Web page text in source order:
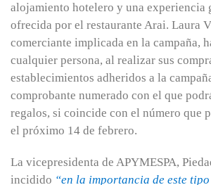
alojamiento hotelero y una experiencia
ofrecida por el restaurante Arai. Laura
comerciante implicada en la campaña,
cualquier persona, al realizar sus
establecimientos adheridos a la
comprobante numerado con el que
regalos, si coincide con el número que
el próximo 14 de febrero.
La vicepresidenta de APYMESPA,
incidido “en la importancia de este